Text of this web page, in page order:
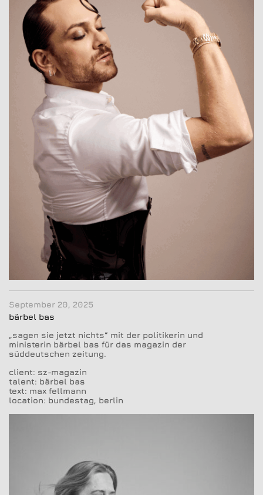
September 20, 2025
bärbel bas
„sagen sie jetzt nichts“ mit der politikerin und
ministerin bärbel bas für das magazin der
süddeutschen zeitung.
client: sz-magazin
talent: bärbel bas
text: max fellmann
location: bundestag, berlin